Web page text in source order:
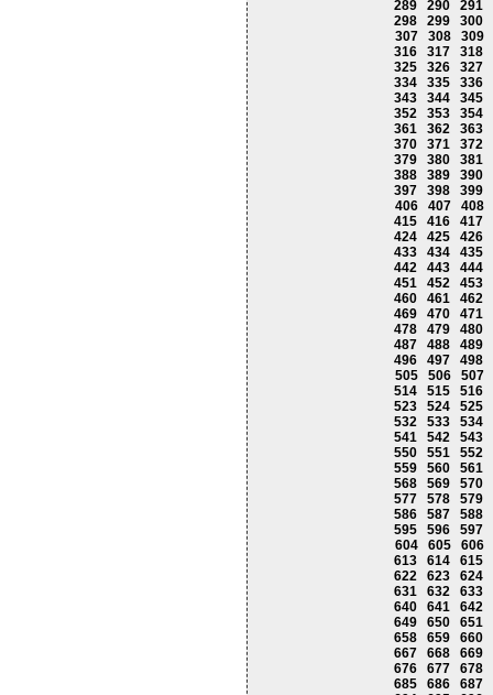
289
290
291
298
299
300
307
308
309
316
317
318
325
326
327
334
335
336
343
344
345
352
353
354
361
362
363
370
371
372
379
380
381
388
389
390
397
398
399
406
407
408
415
416
417
424
425
426
433
434
435
442
443
444
451
452
453
460
461
462
469
470
471
478
479
480
487
488
489
496
497
498
505
506
507
514
515
516
523
524
525
532
533
534
541
542
543
550
551
552
559
560
561
568
569
570
577
578
579
586
587
588
595
596
597
604
605
606
613
614
615
622
623
624
631
632
633
640
641
642
649
650
651
658
659
660
667
668
669
676
677
678
685
686
687